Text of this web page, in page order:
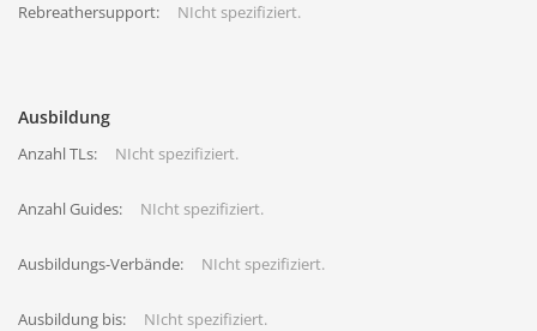
Rebreathersupport: NIcht spezifiziert.
Ausbildung
Anzahl TLs: NIcht spezifiziert.
Anzahl Guides: NIcht spezifiziert.
Ausbildungs-Verbände: NIcht spezifiziert.
Ausbildung bis: NIcht spezifiziert.